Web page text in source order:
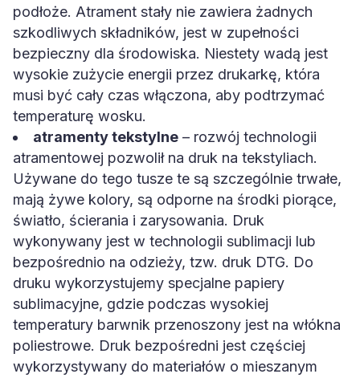
podłoże. Atrament stały nie zawiera żadnych
szkodliwych składników, jest w zupełności
bezpieczny dla środowiska. Niestety wadą jest
wysokie zużycie energii przez drukarkę, która
musi być cały czas włączona, aby podtrzymać
temperaturę wosku.
atramenty tekstylne – rozwój technologii
atramentowej pozwolił na druk na tekstyliach.
Używane do tego tusze te są szczególnie trwałe,
mają żywe kolory, są odporne na środki piorące,
światło, ścierania i zarysowania. Druk
wykonywany jest w technologii sublimacji lub
bezpośrednio na odzieży, tzw. druk DTG. Do
druku wykorzystujemy specjalne papiery
sublimacyjne, gdzie podczas wysokiej
temperatury barwnik przenoszony jest na włókna
poliestrowe. Druk bezpośredni jest częściej
wykorzystywany do materiałów o mieszanym